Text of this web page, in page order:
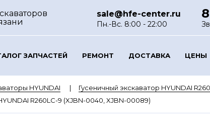
sale@hfe-center.ru
Пн.-Вс. 8:00 - 22:00
ЗАПЧАСТЕЙ РЕМОНТ ДОСТАВКА ЦЕНЫ
HYUNDAI Гусеничный экскаватор HYUNDAI
R260LC-9 (XJBN-0040, XJBN-00089)